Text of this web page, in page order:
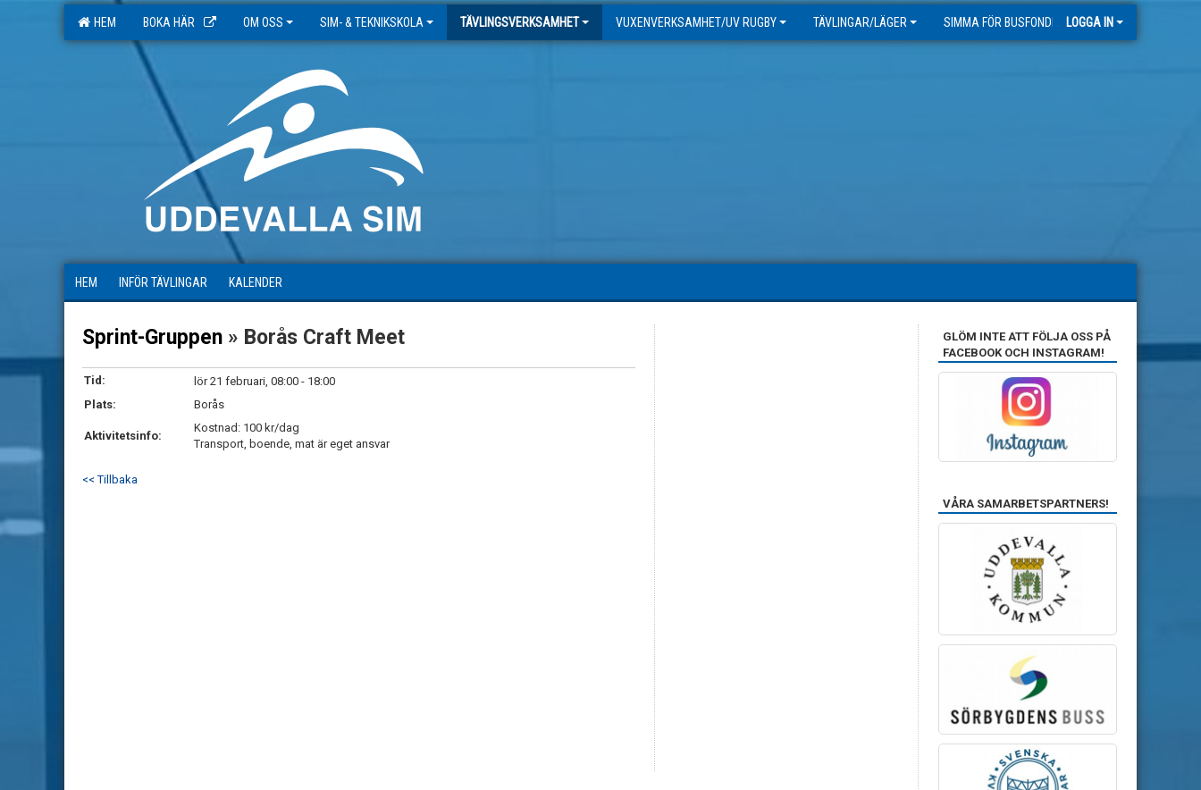
HEM BOKA HÄR OM OSS SIM- & TEKNIKSKOLA TÄVLINGSVERKSAMHET VUXENVERKSAMHET/UV RUGBY TÄVLINGAR/LÄGER SIMMA FÖR BUSFONDEN LOGGA IN
HEM INFÖR TÄVLINGAR KALENDER
Sprint-Gruppen » Borås Craft Meet
Tid:
lör 21 februari, 08:00 - 18:00
Plats:
Borås
Aktivitetsinfo:
Kostnad: 100 kr/dag
Transport, boende, mat är eget ansvar
<< Tillbaka
GLÖM INTE ATT FÖLJA OSS PÅ
FACEBOOK OCH INSTAGRAM!
VÅRA SAMARBETSPARTNERS!